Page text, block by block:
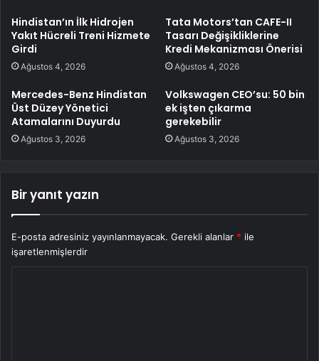
Hindistan’ın İlk Hidrojen
Yakıt Hücreli Treni Hizmete
Girdi
Ağustos 4, 2026
Tata Motors’tan CAFE-II
Tasarı Değişikliklerine
Kredi Mekanizması Önerisi
Ağustos 4, 2026
Mercedes-Benz Hindistan
Üst Düzey Yönetici
Atamalarını Duyurdu
Ağustos 3, 2026
Volkswagen CEO’su: 50 bin
ek işten çıkarma
gerekebilir
Ağustos 3, 2026
Bir yanıt yazın
E-posta adresiniz yayınlanmayacak. Gerekli alanlar * ile
işaretlenmişlerdir